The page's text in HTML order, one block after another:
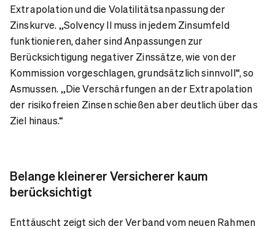
Extrapolation und die Volatilitätsanpassung der
Zinskurve. „Solvency II muss in jedem Zinsumfeld
funktionieren, daher sind Anpassungen zur
Berücksichtigung negativer Zinssätze, wie von der
Kommission vorgeschlagen, grundsätzlich sinnvoll“, so
Asmussen. „Die Verschärfungen an der Extrapolation
der risikofreien Zinsen schießen aber deutlich über das
Ziel hinaus.“
Belange kleinerer Versicherer kaum
berücksichtigt
Enttäuscht zeigt sich der Verband vom neuen Rahmen